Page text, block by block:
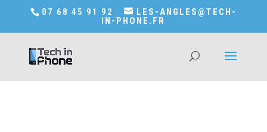
Accédez a Shop-in-tech-in-phone
07 68 45 91 92
LES-ANGLES@TECH-
IN-PHONE.FR